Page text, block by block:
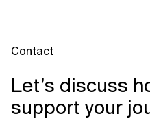
Contact
Let’s discuss
support your